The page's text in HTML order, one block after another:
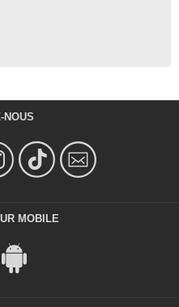
NOUS
MOBILE